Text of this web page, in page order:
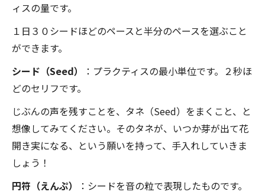
ィスの量です。
１日３０シードほどのペースと半分のペースを選ぶこと
ができます。
シード（Seed）
：プラクティスの最小単位です。２秒ほ
どのセリフです。
じぶんの声を残すことを、タネ（Seed）をまくこと、と
想像してみてください。そのタネが、いつか芽が出て花
開き実になる、という願いを持って、手入れしていきま
しょう！
円符（えんぷ）
：シードを音の粒で表現したものです。